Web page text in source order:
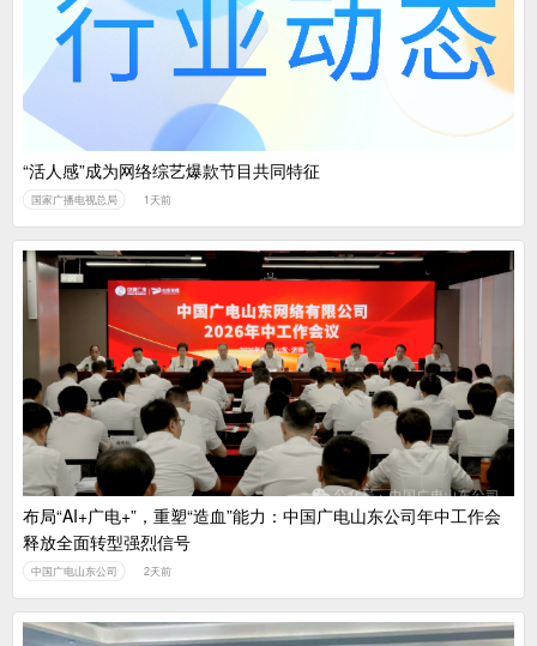
“活人感”成为网络综艺爆款节目共同特征
国家广播电视总局 1天前
布局“AI+广电+”，重塑“造血”能力：中国广电山东公司年中工作会
释放全面转型强烈信号
中国广电山东公司 2天前